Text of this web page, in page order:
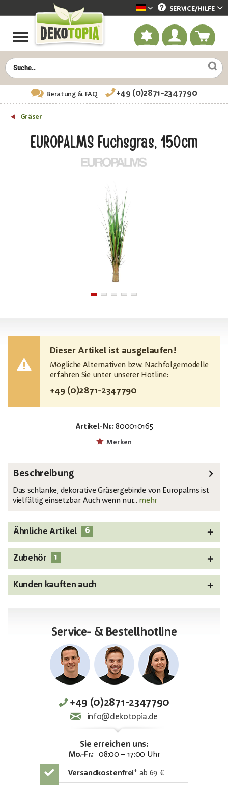
Dekotopia deutsch
SERVICE/HILFE
Beratung& FAQ +49 (0)2871-2347790
Gräser
EUROPALMS Fuchsgras, 150cm
Dieser Artikel ist ausgelaufen!
Mögliche Alternativen bzw. Nachfolgemodelle
erfahren Sie unter unserer Hotline:
+49 (0)2871-2347790
Artikel-Nr.: 800010165
Merken
Beschreibung
Das schlanke, dekorative Gräsergebinde von Europalms ist
vielfältig einsetzbar. Auch wenn nur... mehr
Ähnliche Artikel 6
Zubehör 1
Kunden kauften auch
Service- & Bestellhotline
+49 (0)2871-2347790
info@dekotopia.de
Sie erreichen uns:
Mo.-Fr.: 08:00 – 17:00 Uhr
Versandkostenfrei* ab 69 €